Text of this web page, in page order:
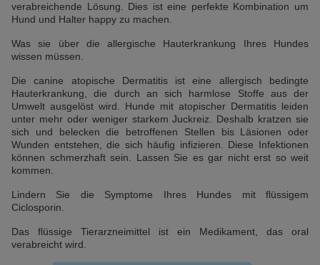
verabreichende Lösung. Dies ist eine perfekte Kombination um
Hund und Halter happy zu machen.
Was sie über die allergische Hauterkrankung Ihres Hundes
wissen müssen.
Die canine atopische Dermatitis ist eine allergisch bedingte
Hauterkrankung, die durch an sich harmlose Stoffe aus der
Umwelt ausgelöst wird. Hunde mit atopischer Dermatitis leiden
unter mehr oder weniger starkem Juckreiz. Deshalb kratzen sie
sich und belecken die betroffenen Stellen bis Läsionen oder
Wunden entstehen, die sich häufig infizieren. Diese Infektionen
können schmerzhaft sein. Lassen Sie es gar nicht erst so weit
kommen.
Lindern Sie die Symptome Ihres Hundes mit flüssigem
Ciclosporin.
Das flüssige Tierarzneimittel ist ein Medikament, das oral
verabreicht wird.